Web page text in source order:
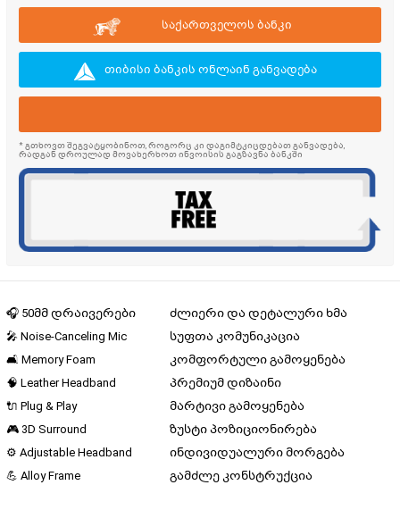
საქართველოს ბანკი
თიბისი ბანკის ონლაინ განვადება
* გთხოვთ შეგვატყობინოთ, როგორც კი დაგიმტკიცდებათ განვადება,
რადგან დროულად მოვახერხოთ ინვოისის გაგზავნა ბანკში
🎧 50მმ დრაივერები
ძლიერი და დეტალური ხმა
🎤 Noise-Canceling Mic
სუფთა კომუნიკაცია
🛋️ Memory Foam
კომფორტული გამოყენება
🧠 Leather Headband
პრემიუმ დიზაინი
🔌 Plug & Play
მარტივი გამოყენება
🎮 3D Surround
ზუსტი პოზიციონირება
⚙️ Adjustable Headband
ინდივიდუალური მორგება
💪 Alloy Frame
გამძლე კონსტრუქცია